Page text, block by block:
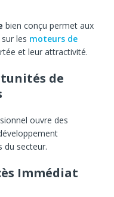
bien conçu permet aux
les moteurs de
et leur attractivité.
de
ouvre des
du secteur.
Immédiat